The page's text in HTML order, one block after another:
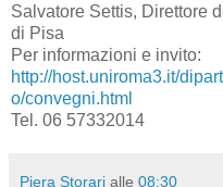
Salvatore Settis, Direttore
di Pisa
Per informazioni e invito:
http://host.uniroma3.it/
o/convegni.html
Tel. 06 57332014
Piera Storari alle 08:30